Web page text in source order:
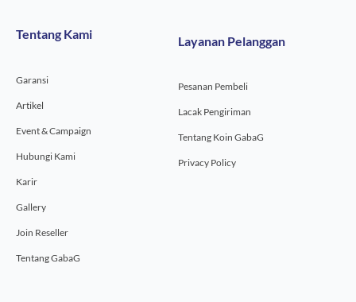
o
o
f
g
r
Tentang Kami
Garansi
Artikel
Event & Campaign
Hubungi Kami
Karir
Gallery
Join Reseller
Tentang GabaG
Layanan Pelanggan
Pesanan Pembeli
Lacak Pengiriman
Tentang Koin GabaG
Privacy Policy